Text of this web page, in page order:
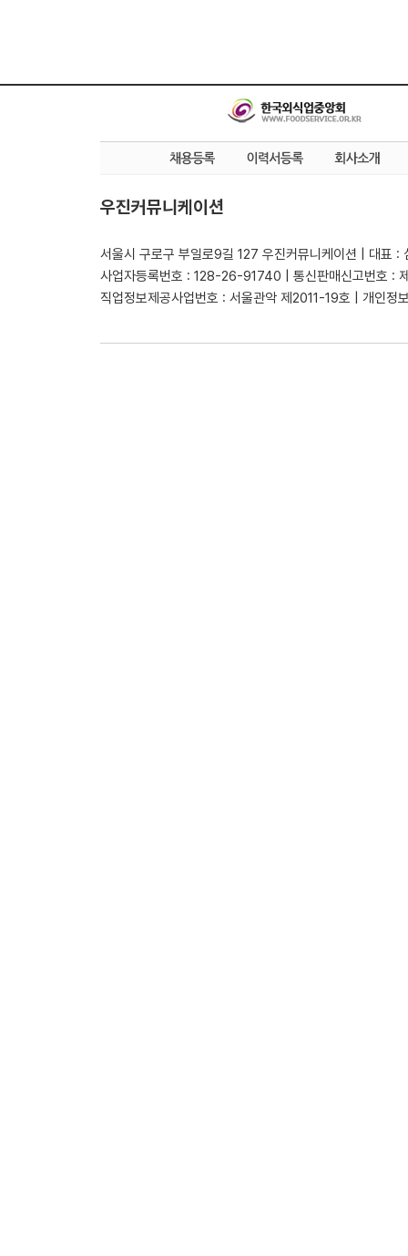
우진커뮤니케이션
서울시 구로구 부일로9길 127 우진커뮤니케이션 | 대표 :
사업자등록번호 : 128-26-91740 | 통신판매신고번호 :
직업정보제공사업번호 : 서울관악 제2011-19호 | 개인정